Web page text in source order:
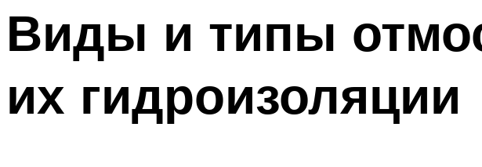
Виды и типы
их гидроизоляции